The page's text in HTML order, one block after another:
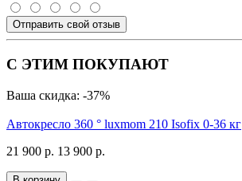
Отправить свой отзыв
С ЭТИМ ПОКУПАЮТ
Ваша скидка: -37%
Автокресло 360 ° luxmom 210 Isofix 0-36 кг
21 900 р. 13 900 р.